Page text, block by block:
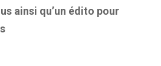
ainsi qu’un édito pour